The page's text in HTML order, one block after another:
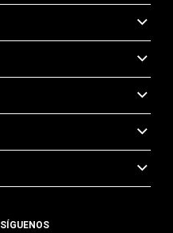
SÍGUENOS